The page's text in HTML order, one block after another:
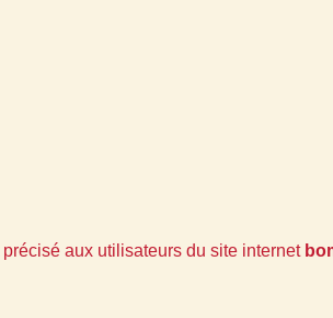
aux utilisateurs du site internet